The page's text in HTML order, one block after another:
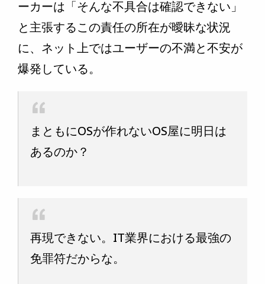
ーカーは「そんな不具合は確認できない」
と主張するこの責任の所在が曖昧な状況
に、ネット上ではユーザーの不満と不安が
爆発している。
まともにOSが作れないOS屋に明日は
あるのか？
再現できない。IT業界における最強の
免罪符だからな。